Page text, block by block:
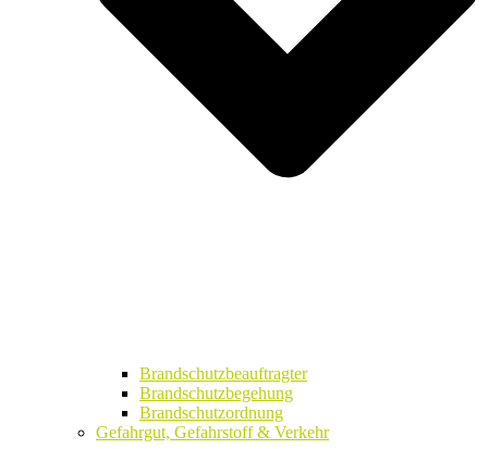
Brandschutzbeauftragter
Brandschutzbegehung
Brandschutzordnung
Gefahrgut, Gefahrstoff & Verkehr